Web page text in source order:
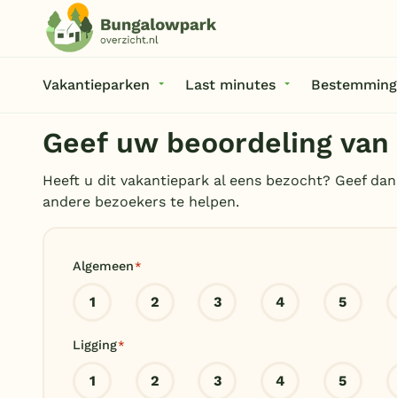
Vakantieparken Last minutes
Geef uw beoordeling
Heeft u dit vakantiepark al eens bezocht? Geef
andere bezoekers te helpen.
Algemeen*
1 2 3 4 5
Ligging*
1 2 3 4 5